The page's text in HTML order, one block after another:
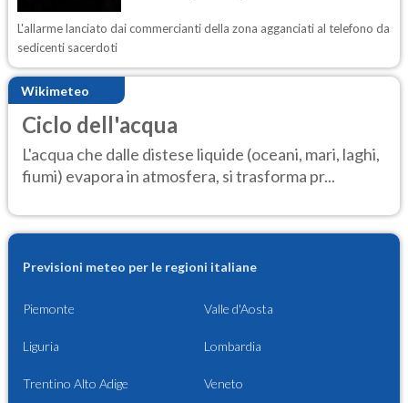
L'allarme lanciato dai commercianti della zona agganciati al telefono da
sedicenti sacerdoti
Wikimeteo
Ciclo dell'acqua
L'acqua che dalle distese liquide (oceani, mari, laghi,
fiumi) evapora in atmosfera, si trasforma pr...
Previsioni meteo per le regioni italiane
Piemonte Valle d'Aosta
Liguria Lombardia
Trentino Alto Adige Veneto